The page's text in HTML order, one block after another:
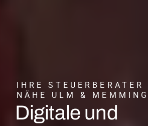
IHRE STEUERBERATER
NÄHE ULM &
Digitale und